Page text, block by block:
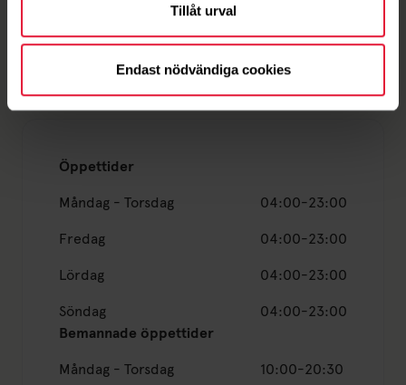
Tillåt urval
Endast nödvändiga cookies
City Öster Väster
Öppettider
Måndag - Torsdag 04:00-23:00
Fredag 04:00-23:00
Lördag 04:00-23:00
Söndag
04:00-23:00
Bemannade öppettider
Måndag - Torsdag 10:00-20:30